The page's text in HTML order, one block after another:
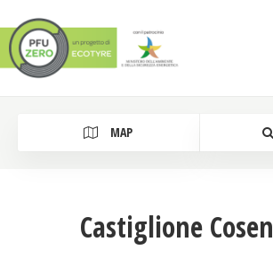
MAP
Castiglione